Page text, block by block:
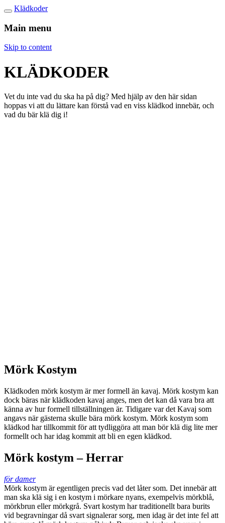
Klädkoder
Main menu
Skip to content
KLÄDKODER
Vet du inte vad du ska ha på dig? Med hjälp av den här sidan
hoppas vi att du lättare kan förstå vad en viss klädkod innebär, och
vad du bär klä dig i!
Mörk Kostym
Klädkoden mörk kostym är mer formell än kavaj. Mörk kostym kan
dock bäras när klädkoden kavaj anges, men det kan då vara bra att
känna av hur formell tillställningen är. Tidigare var det Kavaj som
angavs när gästerna skulle bära mörk kostym. Mörk kostym som
klädkod har tillkommit för att tydliggöra att man bör klä dig lite mer
formellt och har idag kommit att bli en egen klädkod.
Mörk kostym – Herrar
för damer
Mörk kostym är egentligen precis vad det låter som. Det innebär att
man ska klä sig i en kostym i mörkare nyans, exempelvis mörkblå,
mörkbrun eller mörkgrå. Svart kostym har traditionellt bara burits
vid begravningar då svart signalerar sorg, men idag är det inte fel att